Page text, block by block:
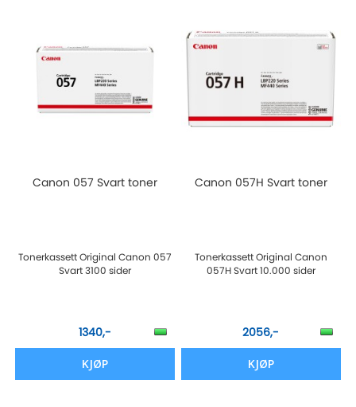
Canon 057 Svart toner
Tonerkassett Original Canon 057
Svart 3100 sider
1340,-
KJØP
Canon 057H Svart toner
Tonerkassett Original Canon
057H Svart 10.000 sider
2056,-
KJØP